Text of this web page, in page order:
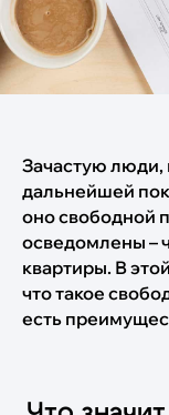
Зачастую
дальнейшей
оно свободной
осведомлены –
квартиры. В
что такое
есть